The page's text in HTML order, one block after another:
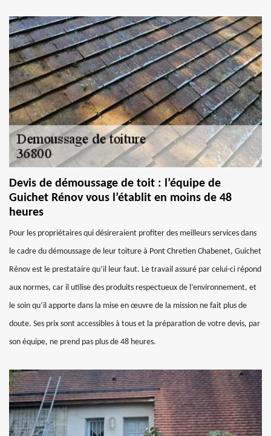
Devis de démoussage de toit : l’équipe de
Guichet Rénov vous l’établit en moins de 48
heures
Pour les propriétaires qui désireraient profiter des meilleurs services dans
le cadre du démoussage de leur toiture à Pont Chretien Chabenet, Guichet
Rénov est le prestataire qu’il leur faut. Le travail assuré par celui-ci répond
aux normes, car il utilise des produits respectueux de l’environnement, et
le soin qu’il apporte dans la mise en œuvre de la mission ne fait plus de
doute. Ses prix sont accessibles à tous et la préparation de votre devis, par
son équipe, ne prend pas plus de 48 heures.